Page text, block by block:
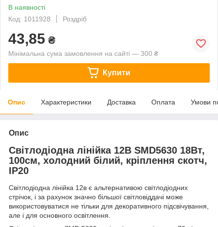
В наявності
Код: 1011928
Роздріб
43,85 ₴
Мінімальна сума замовлення на сайті — 300 ₴
Купити
Опис Характеристики Доставка Оплата Умови
Опис
Світлодіодна лінійка 12В SMD5630 18Вт,
100см, холодний білий, кріплення скотч,
IP20
Світлодіодна лінійка 12в є альтернативою світлодіодних
стрічок, і за рахунок значно більшої світловіддачі може
використовуватися не тільки для декоративного підсвічування,
але і для основного освітлення.